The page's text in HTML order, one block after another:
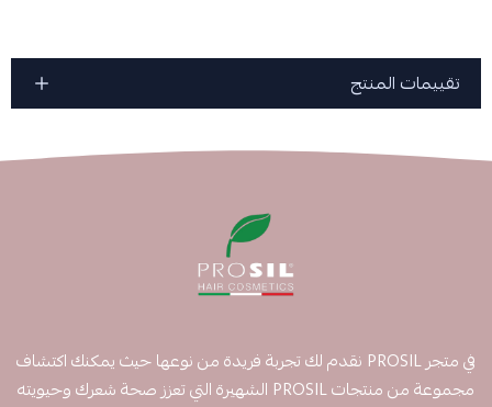
تقييمات المنتج
في متجر PROSIL نقدم لك تجربة فريدة من نوعها حيث يمكنك اكتشاف
مجموعة من منتجات PROSIL الشهيرة التي تعزز صحة شعرك وحيويته